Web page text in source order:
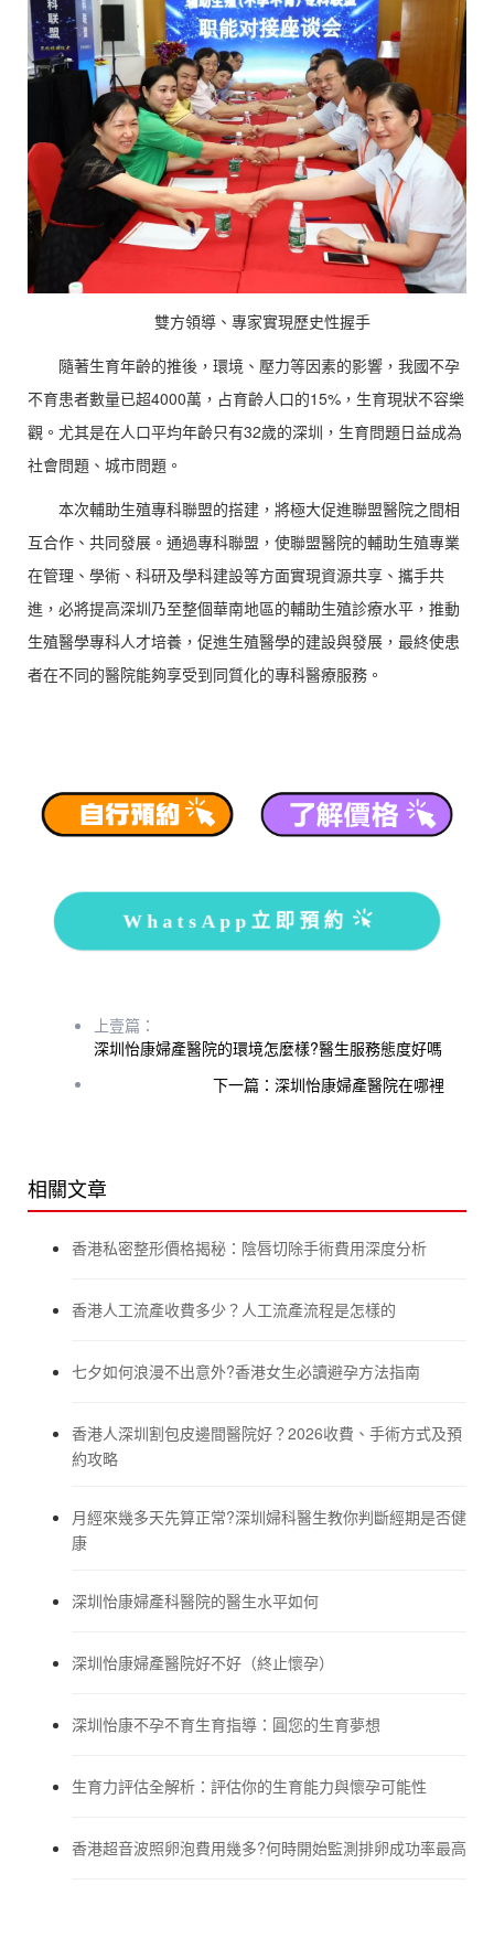
雙方領導、專家實現歷史性握手
隨著生育年齡的推後，環境、壓力等因素的影響，我國不孕
不育患者數量已超4000萬，占育齡人口的15%，生育現狀不容樂
觀。尤其是在人口平均年齡只有32歲的深圳，生育問題日益成為
社會問題、城市問題。
本次輔助生殖專科聯盟的搭建，將極大促進聯盟醫院之間相
互合作、共同發展。通過專科聯盟，使聯盟醫院的輔助生殖專業
在管理、學術、科研及學科建設等方面實現資源共享、攜手共
進，必將提高深圳乃至整個華南地區的輔助生殖診療水平，推動
生殖醫學專科人才培養，促進生殖醫學的建設與發展，最終使患
者在不同的醫院能夠享受到同質化的專科醫療服務。
WhatsApp立即預約
上壹篇：
深圳怡康婦產醫院的環境怎麼樣?醫生服務態度好嗎
下一篇：深圳怡康婦產醫院在哪裡
相關文章
香港私密整形價格揭秘：陰唇切除手術費用深度分析
香港人工流產收費多少？人工流產流程是怎樣的
七夕如何浪漫不出意外?香港女生必讀避孕方法指南
香港人深圳割包皮邊間醫院好？2026收費、手術方式及預
約攻略
月經來幾多天先算正常?深圳婦科醫生教你判斷經期是否健
康
深圳怡康婦產科醫院的醫生水平如何
深圳怡康婦產醫院好不好（終止懷孕）
深圳怡康不孕不育生育指導：圓您的生育夢想
生育力評估全解析：評估你的生育能力與懷孕可能性
香港超音波照卵泡費用幾多?何時開始監測排卵成功率最高